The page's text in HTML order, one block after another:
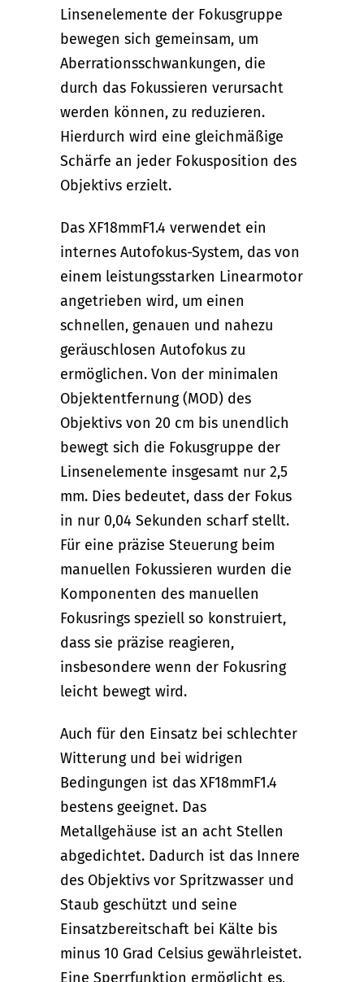
Linsenelemente der Fokusgruppe
bewegen sich gemeinsam, um
Aberrationsschwankungen, die
durch das Fokussieren verursacht
werden können, zu reduzieren.
Hierdurch wird eine gleichmäßige
Schärfe an jeder Fokusposition des
Objektivs erzielt.
Das XF18mmF1.4 verwendet ein
internes Autofokus-System, das von
einem leistungsstarken Linearmotor
angetrieben wird, um einen
schnellen, genauen und nahezu
geräuschlosen Autofokus zu
ermöglichen. Von der minimalen
Objektentfernung (MOD) des
Objektivs von 20 cm bis unendlich
bewegt sich die Fokusgruppe der
Linsenelemente insgesamt nur 2,5
mm. Dies bedeutet, dass der Fokus
in nur 0,04 Sekunden scharf stellt.
Für eine präzise Steuerung beim
manuellen Fokussieren wurden die
Komponenten des manuellen
Fokusrings speziell so konstruiert,
dass sie präzise reagieren,
insbesondere wenn der Fokusring
leicht bewegt wird.
Auch für den Einsatz bei schlechter
Witterung und bei widrigen
Bedingungen ist das XF18mmF1.4
bestens geeignet. Das
Metallgehäuse ist an acht Stellen
abgedichtet. Dadurch ist das Innere
des Objektivs vor Spritzwasser und
Staub geschützt und seine
Einsatzbereitschaft bei Kälte bis
minus 10 Grad Celsius gewährleistet.
Eine Sperrfunktion ermöglicht es,